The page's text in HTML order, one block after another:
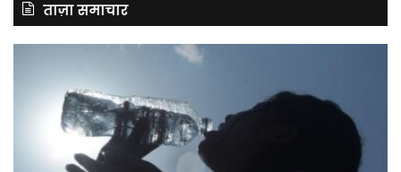
ताज़ा समाचार